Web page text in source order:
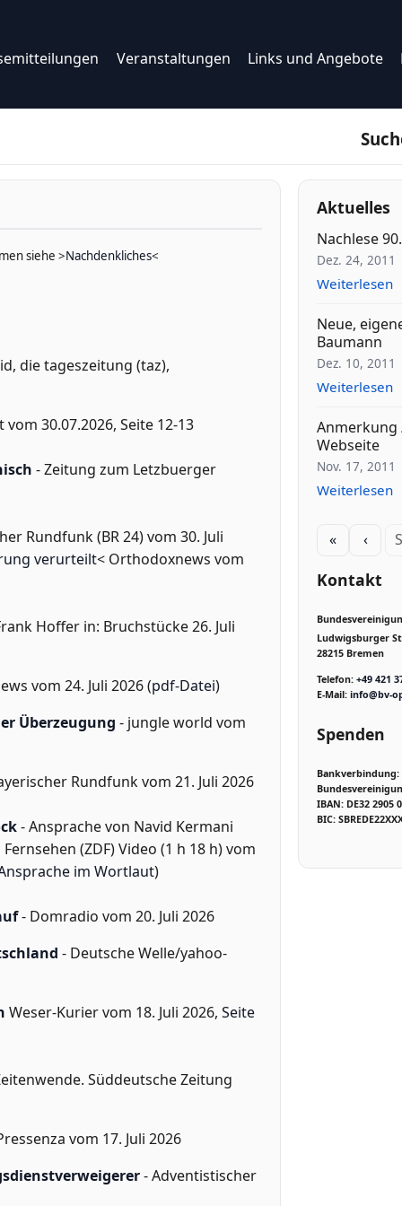
Veranstaltungen Links und Angebote
siehe >Nachdenkliches<
die tageszeitung (taz),
30.07.2026, Seite 12-13
- Zeitung zum Letzbuerger
Rundfunk (BR 24) vom 30. Juli
verurteilt< Orthodoxnews vom
Hoffer in: Bruchstücke 26. Juli
vom 24. Juli 2026 (pdf-Datei)
Überzeugung - jungle world vom
Rundfunk vom 21. Juli 2026
- Ansprache von Navid Kermani
(ZDF) Video (1 h 18 h) vom
im Wortlaut)
- Domradio vom 20. Juli 2026
- Deutsche Welle/yahoo-
Weser-Kurier vom 18. Juli 2026,Seite
Süddeutsche Zeitung
vom 17. Juli 2026
- Adventistischer
Aktuelles
Nachlese
Dez. 24, 2011
Weiterlesen
Neue,
Baumann
Dez. 10, 2011
Weiterlesen
Anmerkung
Webseite
Nov. 17, 2011
Weiterlesen
« ‹
Kontakt
Ludwigsburger
28215 Bremen
Telefon: +49 421
E-Mail: info@bv-
Spenden
Bankverbindung:
IBAN: DE32 2905
BIC: